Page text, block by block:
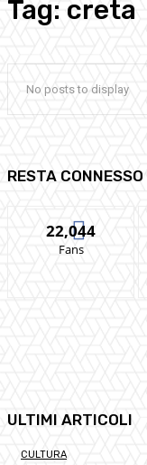
Tag: creta
No posts to display
RESTA CONNESSO
22,044
Fans
ULTIMI ARTICOLI
CULTURA